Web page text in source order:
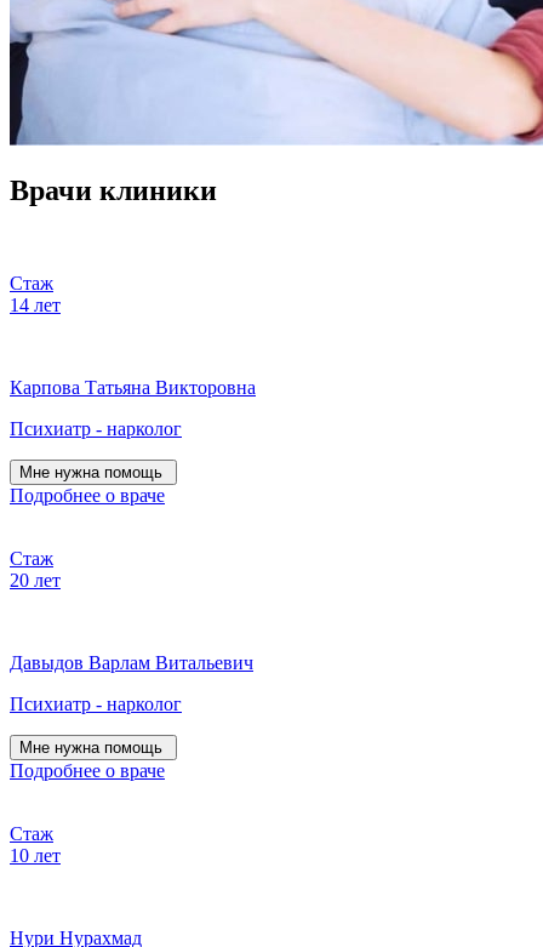
Врачи клиники
Стаж
14 лет
Карпова Татьяна Викторовна
Психиатр - нарколог
Мне нужна помощь
Подробнее о враче
Стаж
20 лет
Давыдов Варлам Витальевич
Психиатр - нарколог
Мне нужна помощь
Подробнее о враче
Стаж
10 лет
Нури Нурахмад